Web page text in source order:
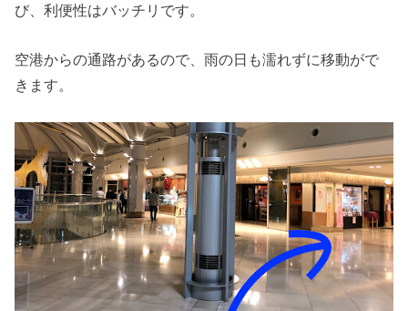
び、利便性はバッチリです。
空港からの通路があるので、雨の日も濡れずに移動がで
きます。